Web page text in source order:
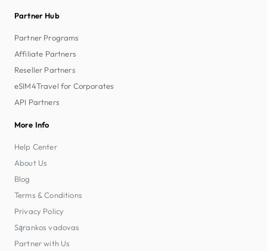
Partner Hub
Partner Programs
Affiliate Partners
Reseller Partners
eSIM4Travel for Corporates
API Partners
More Info
Help Center
About Us
Blog
Terms & Conditions
Privacy Policy
Sąrankos vadovas
Partner with Us